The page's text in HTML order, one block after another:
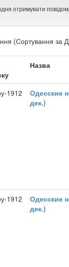
отримувати
(Сортування
Назва
1912
Одесские
дек.)
1912
Одесские
дек.)